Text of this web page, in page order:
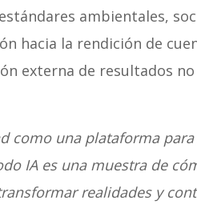
ambientales,
hacia la rendición de
externa de resultados
como una plataforma
IA es una muestra de
realidades y